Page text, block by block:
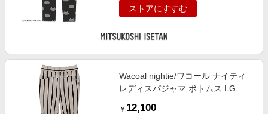
ストアにすすむ
Wacoal nightie/ワコール ナイティ
レディスパジャマ ボトムス LG ル
￥ 12,100